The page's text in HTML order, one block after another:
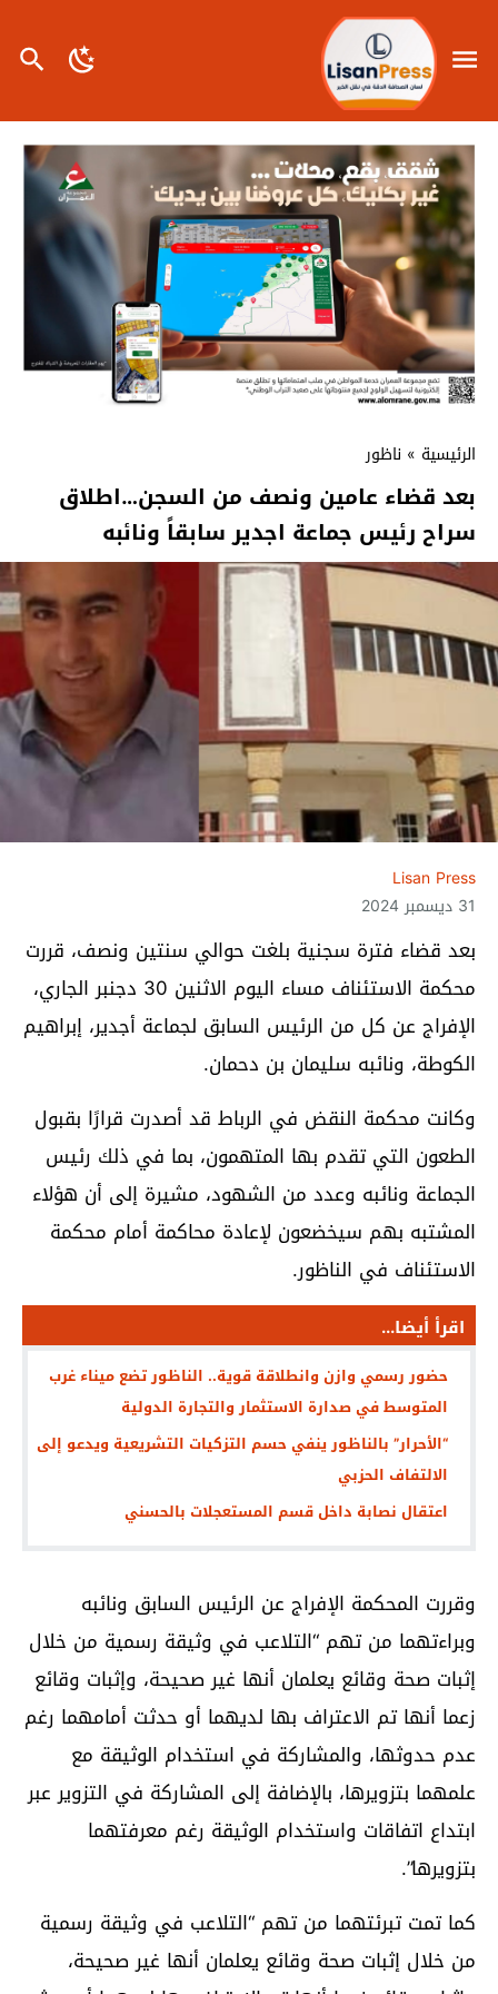
الرئيسية » ناظور
بعد قضاء عامين ونصف من السجن…اطلاق
سراح رئيس جماعة اجدير سابقاً ونائبه
Lisan Press
31 ديسمبر 2024
بعد قضاء فترة سجنية بلغت حوالي سنتين ونصف، قررت
محكمة الاستئناف مساء اليوم الاثنين 30 دجنبر الجاري،
الإفراج عن كل من الرئيس السابق لجماعة أجدير، إبراهيم
الكوطة، ونائبه سليمان بن دحمان.
وكانت محكمة النقض في الرباط قد أصدرت قرارًا بقبول
الطعون التي تقدم بها المتهمون، بما في ذلك رئيس
الجماعة ونائبه وعدد من الشهود، مشيرة إلى أن هؤلاء
المشتبه بهم سيخضعون لإعادة محاكمة أمام محكمة
الاستئناف في الناظور.
اقرأ أيضا...
حضور رسمي وازن وانطلاقة قوية.. الناظور تضع ميناء غرب
المتوسط في صدارة الاستثمار والتجارة الدولية
“الأحرار” بالناظور ينفي حسم التزكيات التشريعية ويدعو إلى
الالتفاف الحزبي
اعتقال نصابة داخل قسم المستعجلات بالحسني
وقررت المحكمة الإفراج عن الرئيس السابق ونائبه
وبراءتهما من تهم “التلاعب في وثيقة رسمية من خلال
إثبات صحة وقائع يعلمان أنها غير صحيحة، وإثبات وقائع
زعما أنها تم الاعتراف بها لديهما أو حدثت أمامهما رغم
عدم حدوثها، والمشاركة في استخدام الوثيقة مع
علمهما بتزويرها، بالإضافة إلى المشاركة في التزوير عبر
ابتداع اتفاقات واستخدام الوثيقة رغم معرفتهما
بتزويرها”.
كما تمت تبرئتهما من تهم “التلاعب في وثيقة رسمية
من خلال إثبات صحة وقائع يعلمان أنها غير صحيحة،